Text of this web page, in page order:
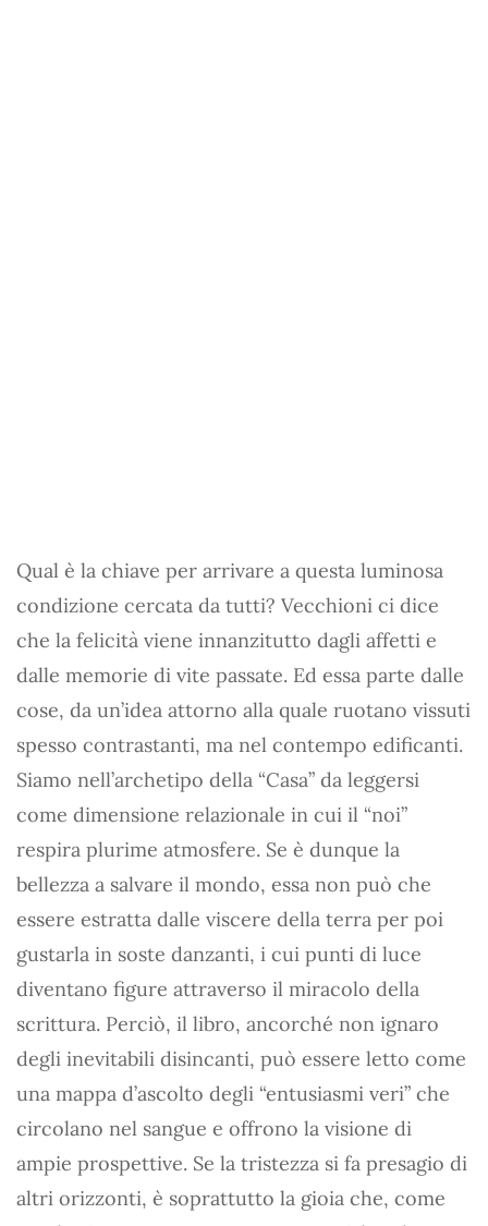
Qual è la chiave per arrivare a questa luminosa
condizione cercata da tutti? Vecchioni ci dice
che la felicità viene innanzitutto dagli affetti e
dalle memorie di vite passate. Ed essa parte dalle
cose, da un’idea attorno alla quale ruotano vissuti
spesso contrastanti, ma nel contempo edificanti.
Siamo nell’archetipo della “Casa” da leggersi
come dimensione relazionale in cui il “noi”
respira plurime atmosfere. Se è dunque la
bellezza a salvare il mondo, essa non può che
essere estratta dalle viscere della terra per poi
gustarla in soste danzanti, i cui punti di luce
diventano figure attraverso il miracolo della
scrittura. Perciò, il libro, ancorché non ignaro
degli inevitabili disincanti, può essere letto come
una mappa d’ascolto degli “entusiasmi veri” che
circolano nel sangue e offrono la visione di
ampie prospettive. Se la tristezza si fa presagio di
altri orizzonti, è soprattutto la gioia che, come